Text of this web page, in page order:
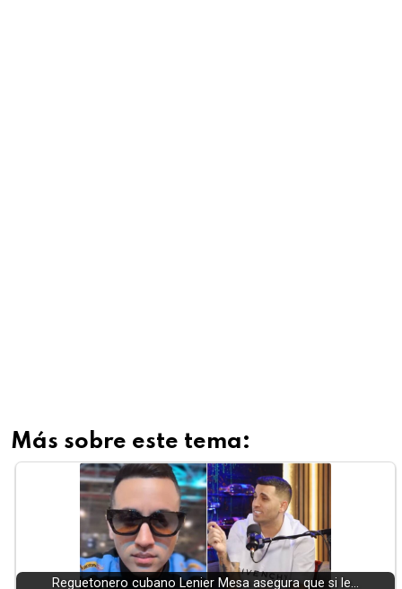
Más sobre este tema:
Reguetonero cubano Lenier Mesa asegura que si le…